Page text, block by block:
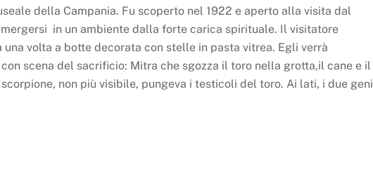
della Campania. Fu scoperto nel 1922 e aperto alla visita dal
in un ambiente dalla forte carica spirituale. Il visitatore
volta a botte decorata con stelle in pasta vitrea. Egli verrà
scena del sacrificio: Mitra che sgozza il toro nella grotta,il cane e il
non più visibile, pungeva i testicoli del toro. Ai lati, i due geni